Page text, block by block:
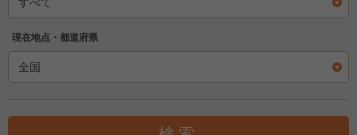
現在地点・都道府県